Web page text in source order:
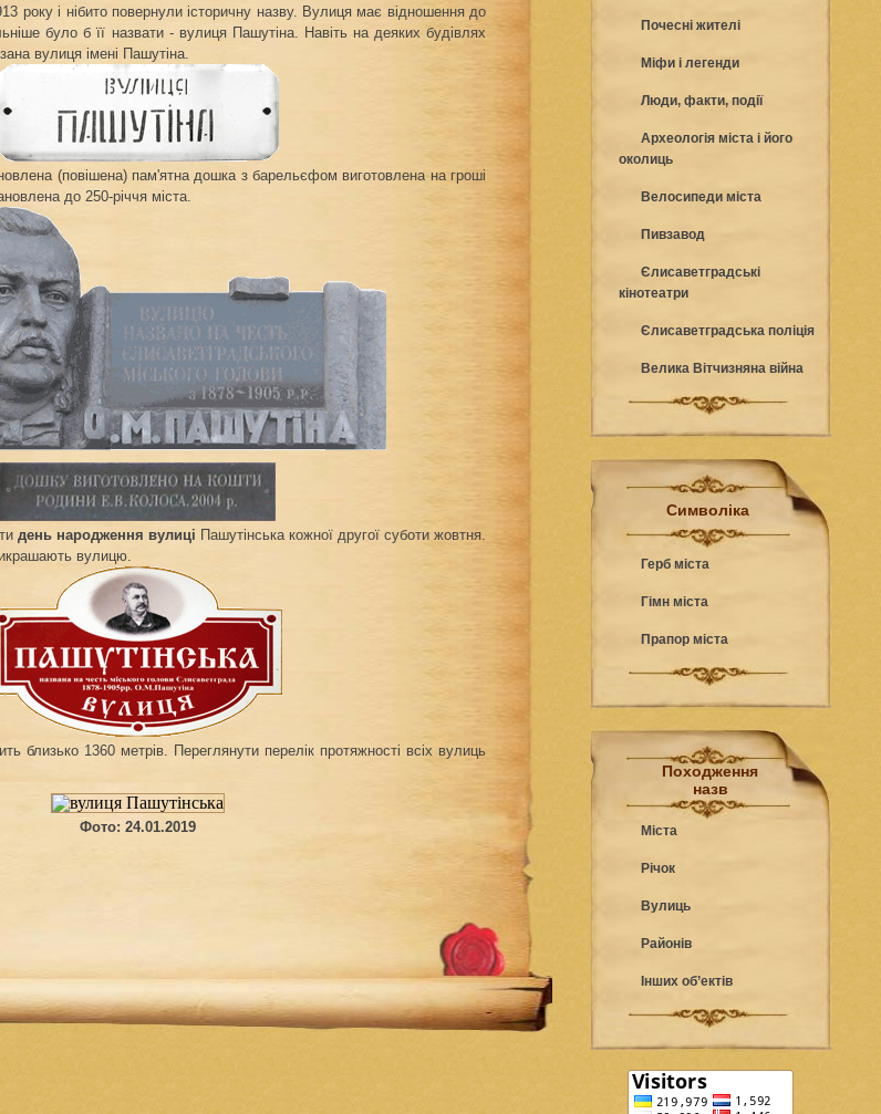
року і нібито повернули історичну назву. Вулиця має відношення до
було б її назвати - вулиця Пашутіна. Навіть на деяких будівлях
вулиця імені Пашутіна.
(повішена) пам'ятна дошка з барельєфом виготовлена на гроші
до 250-річчя міста.
день народження вулиці Пашутінська кожної другої суботи жовтня.
вулицю.
близько 1360 метрів. Переглянути перелік протяжності всіх вулиць
Фото: 24.01.2019
Почесні жителі
Міфи і легенди
Люди, факти, події
Археологія міста і його
околиць
Велосипеди міста
Пивзавод
Єлисаветградські
кінотеатри
Єлисаветградська поліція
Велика Вітчизняна війна
Символіка
Герб міста
Гімн міста
Прапор міста
Походження
назв
Міста
Річок
Вулиць
Районів
Інших об’ектів